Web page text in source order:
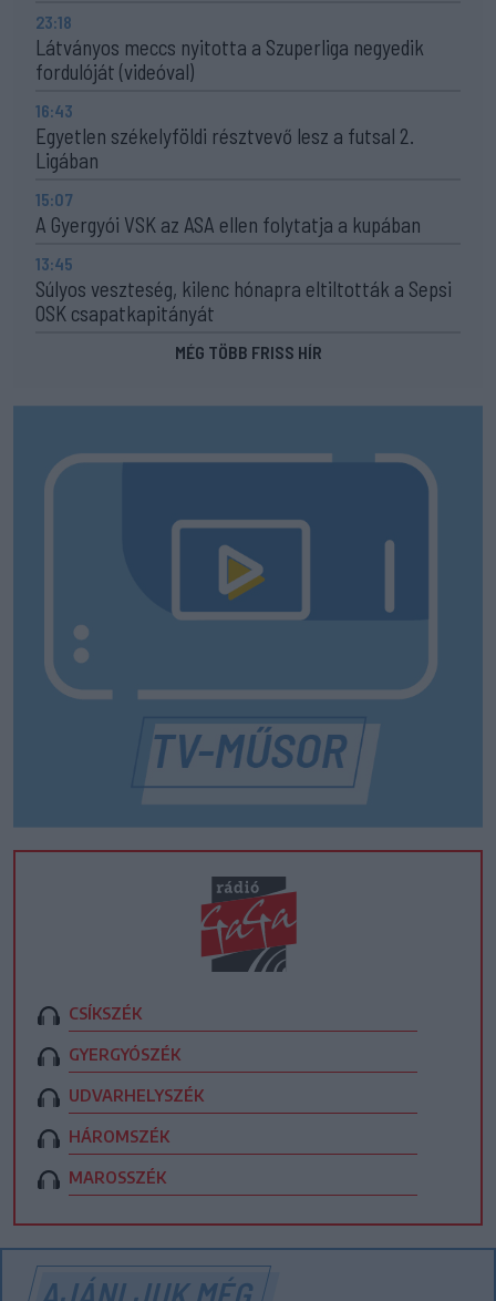
23:18
Látványos meccs nyitotta a Szuperliga negyedik
fordulóját (videóval)
16:43
Egyetlen székelyföldi résztvevő lesz a futsal 2.
Ligában
15:07
A Gyergyói VSK az ASA ellen folytatja a kupában
13:45
Súlyos veszteség, kilenc hónapra eltiltották a Sepsi
OSK csapatkapitányát
MÉG TÖBB FRISS HÍR
CSÍKSZÉK
GYERGYÓSZÉK
UDVARHELYSZÉK
HÁROMSZÉK
MAROSSZÉK